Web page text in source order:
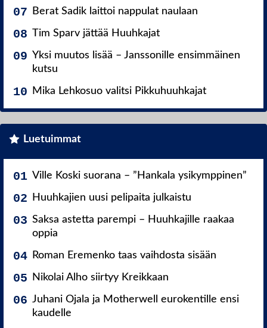
Berat Sadik laittoi nappulat naulaan
Tim Sparv jättää Huuhkajat
Yksi muutos lisää – Janssonille ensimmäinen
kutsu
Mika Lehkosuo valitsi Pikkuhuuhkajat
Luetuimmat
Ville Koski suorana – ”Hankala ysikymppinen”
Huuhkajien uusi pelipaita julkaistu
Saksa astetta parempi – Huuhkajille raakaa
oppia
Roman Eremenko taas vaihdosta sisään
Nikolai Alho siirtyy Kreikkaan
Juhani Ojala ja Motherwell eurokentille ensi
kaudelle